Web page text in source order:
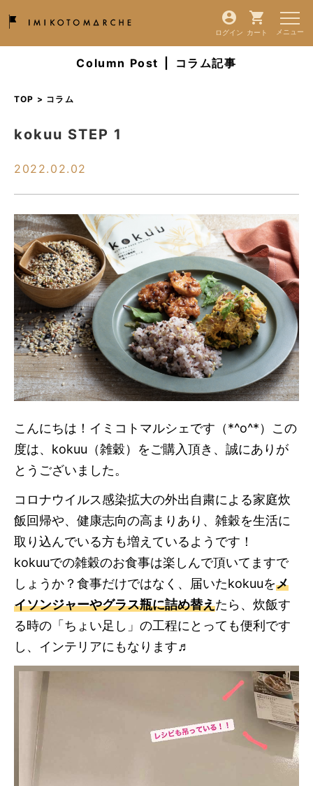
ログイン カート
Column Post コラム記事
TOP > コラム
kokuu STEP 1
2022.02.02
こんにちは！イミコトマルシェです（*^o^*）この
度は、kokuu（雑穀）をご購入頂き、誠にありが
とうございました。
コロナウイルス感染拡大の外出自粛による家庭炊
飯回帰や、健康志向の高まりあり、雑穀を生活に
取り込んでいる方も増えているようです！
kokuuでの雑穀のお食事は楽しんで頂いてますで
しょうか？食事だけではなく、届いたkokuuをメ
イソンジャーやグラス瓶に詰め替えたら、炊飯す
る時の「ちょい足し」の工程にとっても便利です
し、インテリアにもなります♬